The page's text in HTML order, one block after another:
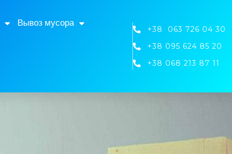
Вывоз мусора
+38 063 726 04 30
+38 095 624 85 20
+38 068 213 87 11